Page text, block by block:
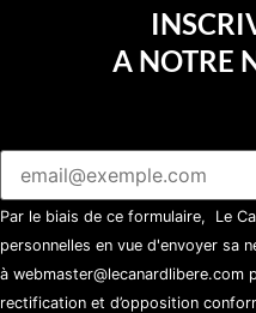
A NOTRE
Par le biais de ce formulaire, Le
personnelles en vue d'envoyer sa
à webmaster@lecanardlibere.com
rectification et d’opposition